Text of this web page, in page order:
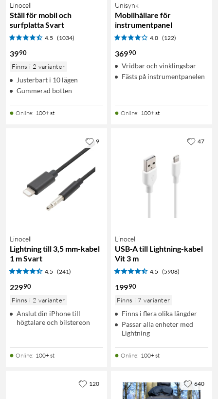
Linocell
Ställ för mobil och
surfplatta Svart
4.5 (1034)
3990
Finns i 2 varianter
Justerbart i 10 lägen
Gummerad botten
Online: 100+ st
Unisynk
Mobilhållare för
instrumentpanel
4.0 (122)
36990
Vridbar och vinklingsbar
Fästs på instrumentpanelen
Online: 100+ st
Linocell
Lightning till 3,5 mm-kabel
1 m Svart
4.5 (241)
22990
Finns i 2 varianter
Anslut din iPhone till
högtalare och bilstereon
Online: 100+ st
9
Linocell
USB-A till Lightning-kabel
Vit 3 m
4.5 (5908)
19990
Finns i 7 varianter
Finns i flera olika längder
Passar alla enheter med
Lightning
Online: 100+ st
47
120 640